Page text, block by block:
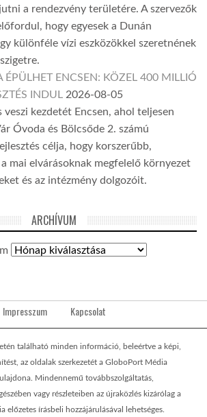
a rendezvény területére. A szervezők
hogy egyesek a Dunán
különféle vízi eszközökkel szeretnének
ENCSEN: KÖZEL 400 MILLIÓ
INDUL 2026-08-05
veszi kezdetét Encsen, ahol teljesen
Óvoda és Bölcsőde 2. számú
célja, hogy korszerűbb,
mai elvárásoknak megfelelő környezet
és az intézmény dolgozóit.
ARCHÍVUM
Impresszum Kapcsolat
található minden információ, beleértve a képi,
az oldalak szerkezetét a GloboPort Média
Mindennemű továbbszolgáltatás,
vagy részleteiben az újraközlés kizárólag a
előzetes írásbeli hozzájárulásával lehetséges.